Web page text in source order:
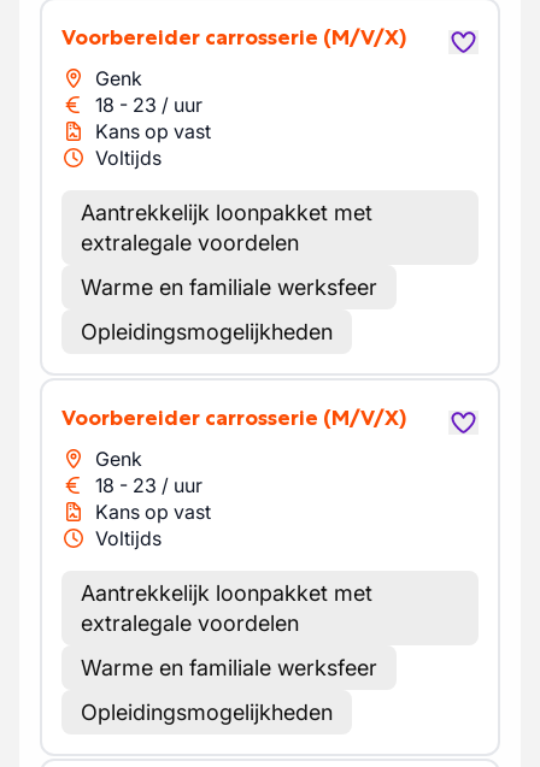
Voorbereider carrosserie (M/V/X)
Genk
18 - 23 / uur
Kans op vast
Voltijds
Aantrekkelijk loonpakket met
extralegale voordelen
Warme en familiale werksfeer
Opleidingsmogelijkheden
Voorbereider carrosserie (M/V/X)
Genk
18 - 23 / uur
Kans op vast
Voltijds
Aantrekkelijk loonpakket met
extralegale voordelen
Warme en familiale werksfeer
Opleidingsmogelijkheden